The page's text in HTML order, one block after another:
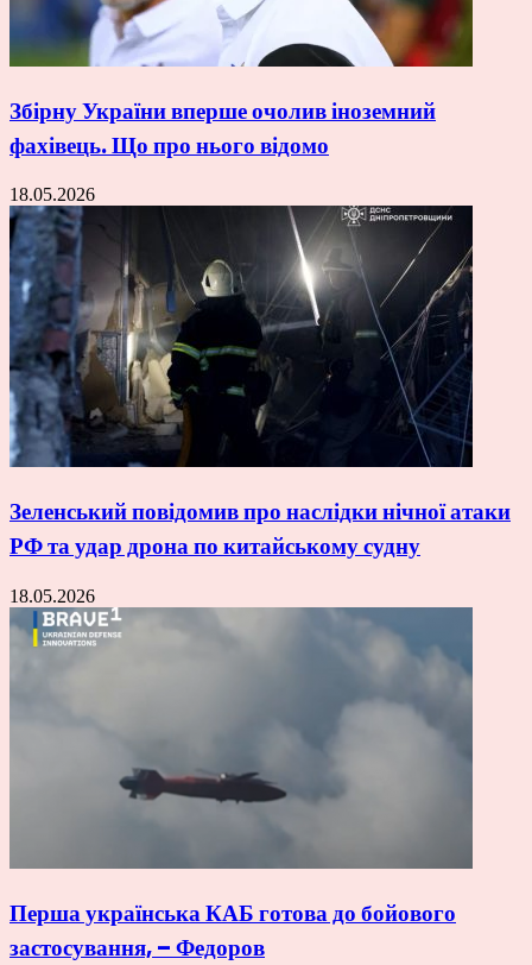
Збірну України вперше очолив іноземний
фахівець. Що про нього відомо
18.05.2026
Зеленський повідомив про наслідки нічної атаки
РФ та удар дрона по китайському судну
18.05.2026
Перша українська КАБ готова до бойового
застосування, – Федоров